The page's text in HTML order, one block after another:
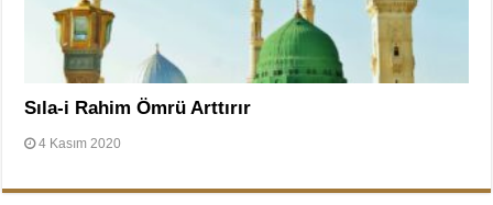
Sıla-i Rahim Ömrü Arttırır
4 Kasım 2020